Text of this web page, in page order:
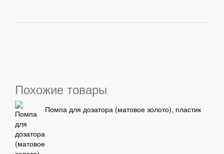
Похожие товары
Помпа для дозатора (матовое золото), пластик